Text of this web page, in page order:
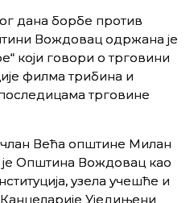
дана борбе против
Вождовац одржана је
који говори о трговини
филма трибина и
трговине
Већа општине Милан
је Општина Вождовац као
узела учешће и
Уједињени